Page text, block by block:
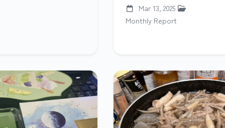
Mar 13, 2025
Monthly Report